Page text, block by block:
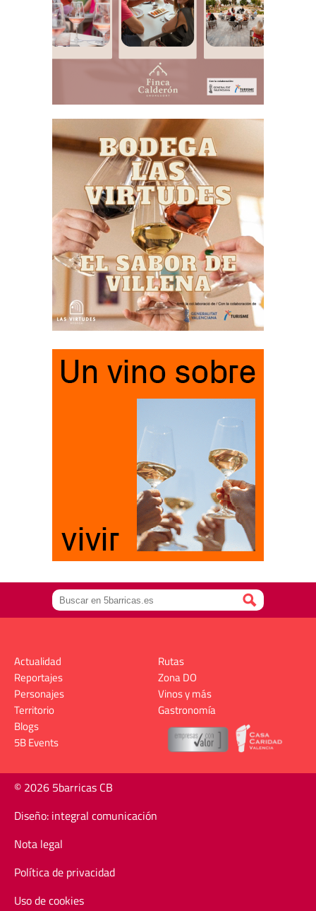
Actualidad
Reportajes
Personajes
Territorio
Rutas
Zona DO
Vinos y más
Gastronomía
Blogs
5B Events
© 2026 5barricas CB
Diseño: integral comunicación
Nota legal
Política de privacidad
Uso de cookies